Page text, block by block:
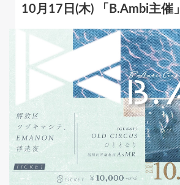
10月17日(木) 「B.Ambi主催」